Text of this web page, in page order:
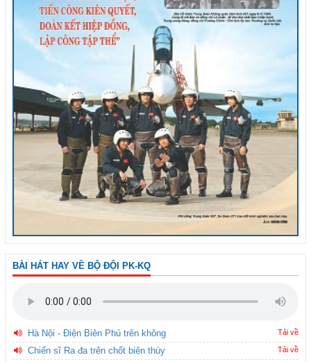
BÀI HÁT HAY VỀ BỘ ĐỘI PK-KQ
Hà Nội - Điện Biên Phủ trên không Tải về
Chiến sĩ Ra đa trên chốt biên thùy Tải về